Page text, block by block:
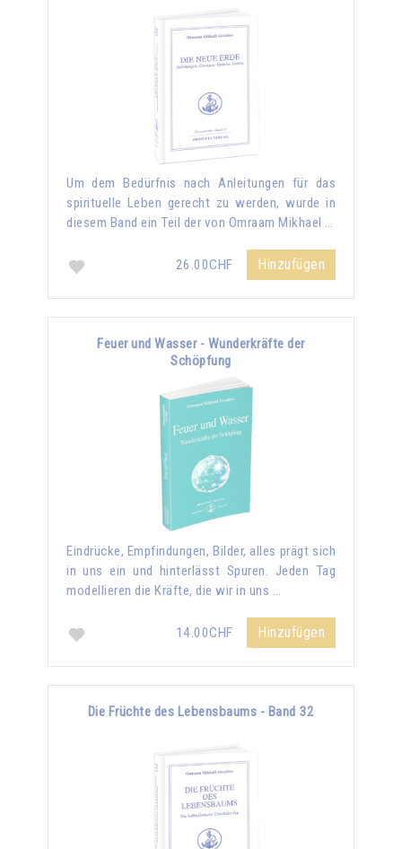
Um dem Bedürfnis nach Anleitungen für das
spirituelle Leben gerecht zu werden, wurde in
diesem Band ein Teil der von Omraam Mikhael …
26.00CHF Hinzufügen
Feuer und Wasser - Wunderkräfte der
Schöpfung
Eindrücke, Empfindungen, Bilder, alles prägt sich
in uns ein und hinterlässt Spuren. Jeden Tag
modellieren die Kräfte, die wir in uns …
14.00CHF Hinzufügen
Die Früchte des Lebensbaums - Band 32